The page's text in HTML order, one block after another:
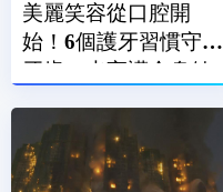
美麗笑容從口腔開
始！6個護牙習慣守住
牙齒 也守護全身健